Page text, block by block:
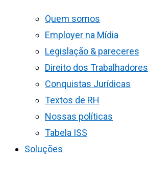
Quem somos
Employer na Mídia
Legislação & pareceres
Direito dos Trabalhadores
Conquistas Jurídicas
Textos de RH
Nossas políticas
Tabela ISS
Soluções